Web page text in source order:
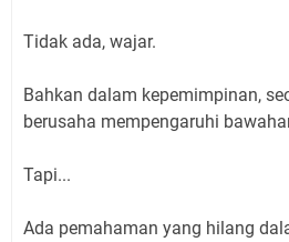
Tidak ada, wajar.
Bahkan dalam kepemimpinan,
berusaha mempengaruhi
Tapi...
Ada pemahaman yang hilang